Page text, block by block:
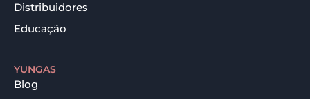
Distribuidores
Educação
YUNGAS
Blog